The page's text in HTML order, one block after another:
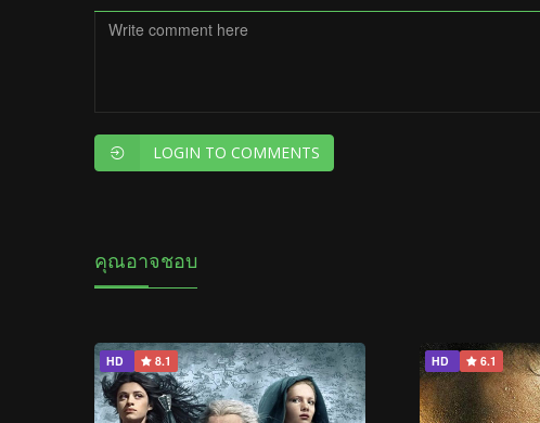
LOGIN TO COMMENTS
คุณอาจชอบ
HD 8.1 HD 6.1